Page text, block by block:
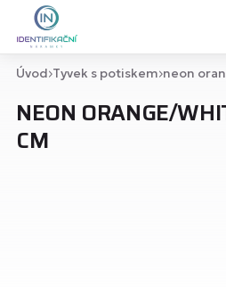
Úvod Tyvek s potiskem neon
NEON ORANGE/
CM